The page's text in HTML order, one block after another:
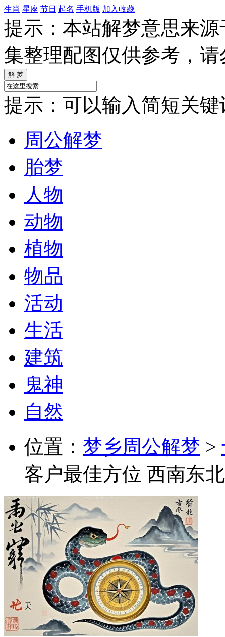
生肖 星座 节日 起名 手机版 加入收藏
提示：本站解梦意思来
集整理配图仅供参考，
提示：可以输入简短关键
周公解梦
胎梦
人物
动物
植物
物品
活动
生活
建筑
鬼神
自然
位置： 梦乡周公解梦 >
客户最佳方位 西南东